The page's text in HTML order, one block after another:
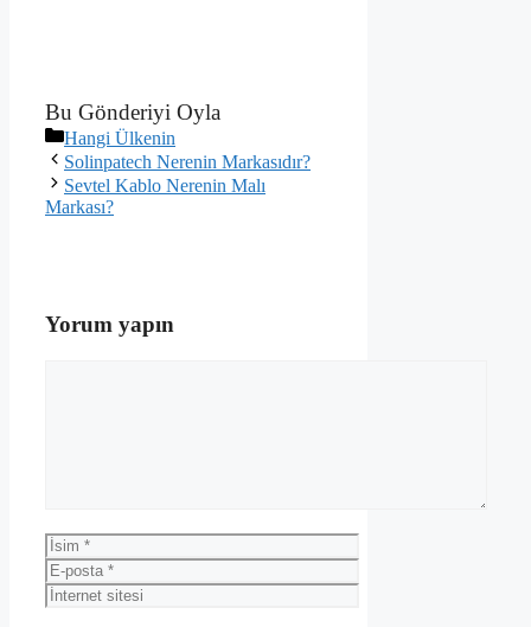
Bu Gönderiyi Oyla
Kategoriler
Hangi Ülkenin
Solinpatech Nerenin Markasıdır?
Sevtel Kablo Nerenin Malı
Markası?
Yorum yapın
İsim
E-
posta
İnternet
sitesi